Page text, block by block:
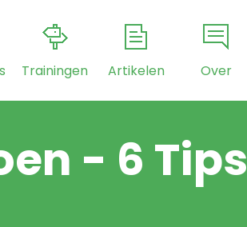
Trainingen Artikelen Over
- 6 Tips